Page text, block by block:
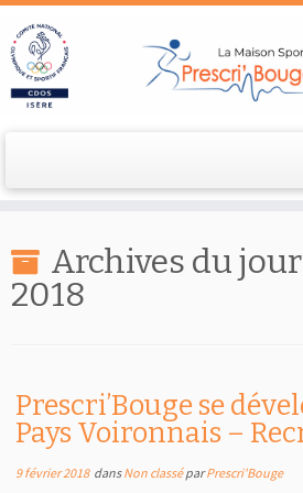
au
contenuArchives du jour
2018
Prescri’Bouge se
Pays Voironnais –
9 février 2018dansNon classéparPrescri'Bouge